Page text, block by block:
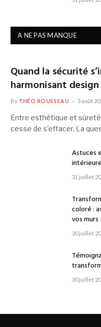
A NE PAS MANQUE
Quand la sécurité
harmonisant
By THÉO ROUSSEAU 3 août
Entre esthétique et
cesse de s’effacer. La
Astuces
31 juillet
coloré :
vos murs
30 juillet
30 juillet